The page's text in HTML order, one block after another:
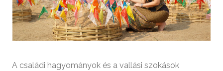
A családi hagyományok és a vallási szokások